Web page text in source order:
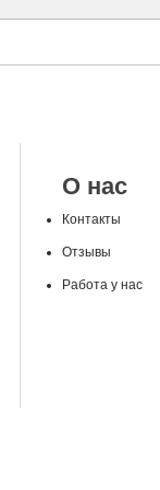
О нас
Контакты
Отзывы
Работа у нас